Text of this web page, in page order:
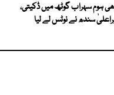
ہوم سہراب گوٹھ میں ڈکیتی،
سندھ نے نوٹس لے لیا